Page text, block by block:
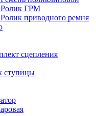
Ролик ГРМ
приводного ремня
сцепления
ступицы